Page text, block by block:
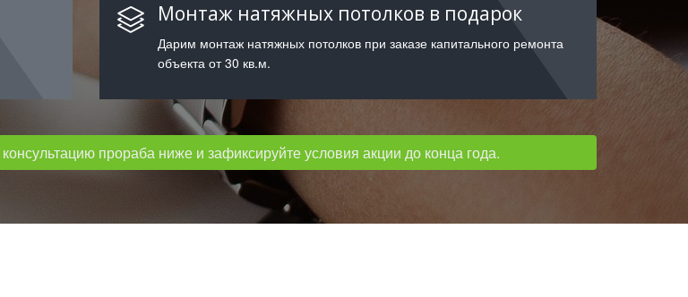
Монтаж натяжных потолков в подарок
Дарим монтаж натяжных потолков при заказе капитального ремонта
объекта от 30 кв.м.
прораба ниже и зафиксируйте условия акции до конца года.